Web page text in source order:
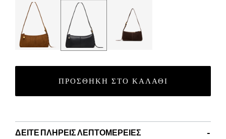
Color Options
ΠΡΟΣΘΉΚΗ ΣΤΟ ΚΑΛΆΘΙ
ΔΕΊΤΕ ΠΛΉΡΕΙΣ ΛΕΠΤΟΜΈΡΕΙΕΣ